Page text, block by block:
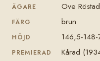
ÄGARE Ove
FÄRG brun
HÖJD 146,5-
PREMIERAD Kårad